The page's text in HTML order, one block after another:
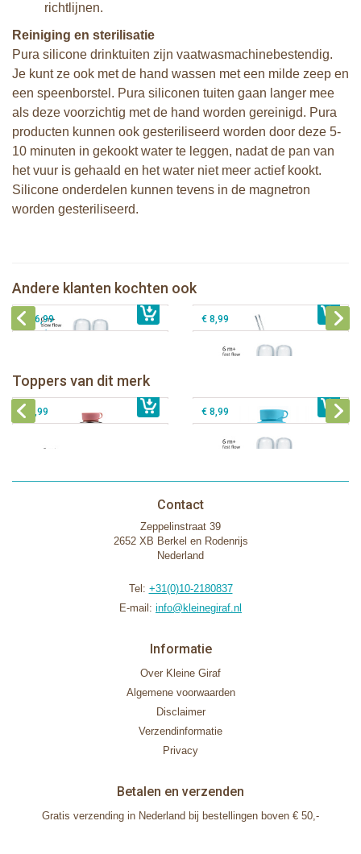
richtlijnen.
Reiniging en sterilisatie
Pura silicone drinktuiten zijn vaatwasmachinebestendig.
Je kunt ze ook met de hand wassen met een milde zeep en
een speenborstel. Pura siliconen tuiten gaan langer mee
als deze voorzichtig met de hand worden gereinigd. Pura
producten kunnen ook gesteriliseerd worden door deze 5-
10 minuten in gekookt water te leggen, nadat de pan van
het vuur is gehaald en het water niet meer actief kookt.
Silicone onderdelen kunnen tevens in de magnetron
worden gesteriliseerd.
Andere klanten kochten ook
€ 8,99
Sophie de giraf activiteitenspiraal
€ 26,99 € 8,99
Toppers van dit merk
€ 40,99
Pura Sportfles 550 ml + Aqua sleeve
Pura silicone tuit 2 stuks
€ 9,99 € 8,99
Contact
Zeppelinstraat 39
2652 XB Berkel en Rodenrijs
Nederland
Tel: +31(0)10-2180837
E-mail: info@kleinegiraf.nl
Informatie
Over Kleine Giraf
Algemene voorwaarden
Disclaimer
Verzendinformatie
Privacy
Betalen en verzenden
Gratis verzending in Nederland bij bestellingen boven € 50,-